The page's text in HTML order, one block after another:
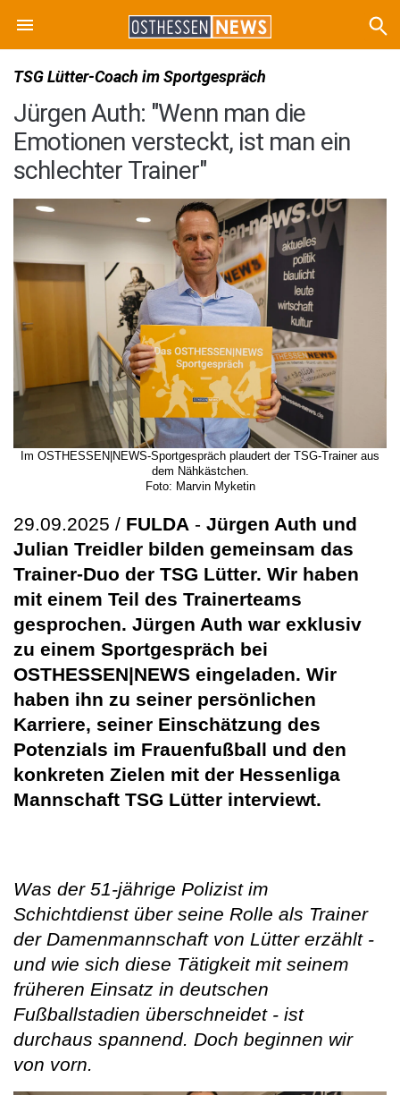
TSG Lütter-Coach im Sportgespräch
Jürgen Auth: "Wenn man die
Emotionen versteckt, ist man ein
schlechter Trainer"
Im OSTHESSEN|NEWS-Sportgespräch plaudert der TSG-Trainer aus
dem Nähkästchen.
Foto: Marvin Myketin
29.09.2025 / FULDA - Jürgen Auth und
Julian Treidler bilden gemeinsam das
Trainer-Duo der TSG Lütter. Wir haben
mit einem Teil des Trainerteams
gesprochen. Jürgen Auth war exklusiv
zu einem Sportgespräch bei
OSTHESSEN|NEWS eingeladen. Wir
haben ihn zu seiner persönlichen
Karriere, seiner Einschätzung des
Potenzials im Frauenfußball und den
konkreten Zielen mit der Hessenliga
Mannschaft TSG Lütter interviewt.
Was der 51-jährige Polizist im
Schichtdienst über seine Rolle als Trainer
der Damenmannschaft von Lütter erzählt -
und wie sich diese Tätigkeit mit seinem
früheren Einsatz in deutschen
Fußballstadien überschneidet - ist
durchaus spannend. Doch beginnen wir
von vorn.